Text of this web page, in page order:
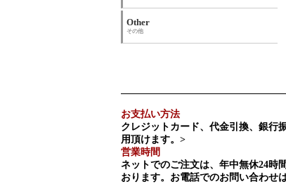
Other
その他
お支払い方法
クレジットカード、代金引換、銀行
用頂けます。>
営業時間
ネットでのご注文は、年中無休24時
おります。お電話でのお問い合わせ